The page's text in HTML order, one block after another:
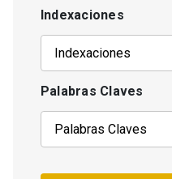
Indexaciones
Palabras Claves